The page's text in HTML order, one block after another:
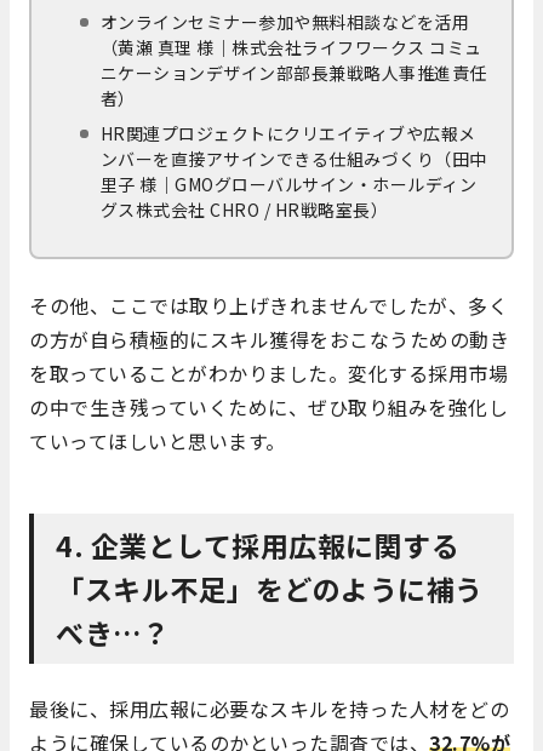
オンラインセミナー参加や無料相談などを活用
（黄瀬 真理 様｜株式会社ライフワークス コミュ
ニケーションデザイン部部長兼戦略人事推進責任
者）
HR関連プロジェクトにクリエイティブや広報メ
ンバーを直接アサインできる仕組みづくり（田中
里子 様｜GMOグローバルサイン・ホールディン
グス株式会社 CHRO / HR戦略室長）
その他、ここでは取り上げきれませんでしたが、多く
の方が自ら積極的にスキル獲得をおこなうための動き
を取っていることがわかりました。変化する採用市場
の中で生き残っていくために、ぜひ取り組みを強化し
ていってほしいと思います。
4. 企業として採用広報に関する
「スキル不足」をどのように補う
べき…？
最後に、採用広報に必要なスキルを持った人材をどの
ように確保しているのかといった調査では、 32.7%が